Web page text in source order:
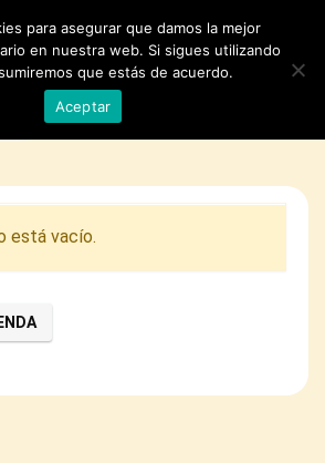
está vacío.
para asegurar que damos la mejor
en nuestra web. Si sigues utilizando
que estás de acuerdo.
Aceptar